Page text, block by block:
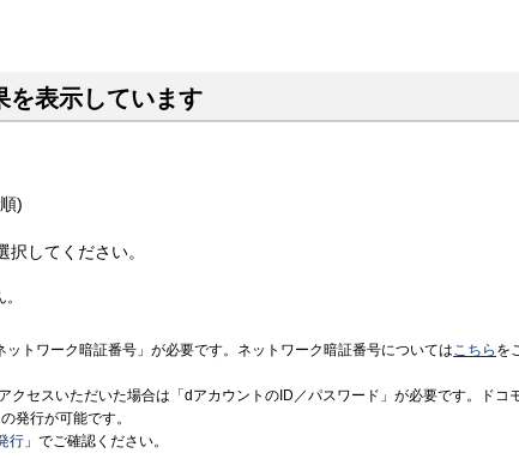
を表示しています
)
してください。
トワーク暗証番号」が必要です。ネットワーク暗証番号についてはこちら を
クセスいただいた場合は「dアカウントのID／パスワード」が必要です。ドコ
発行が可能です。
行 」でご確認ください。